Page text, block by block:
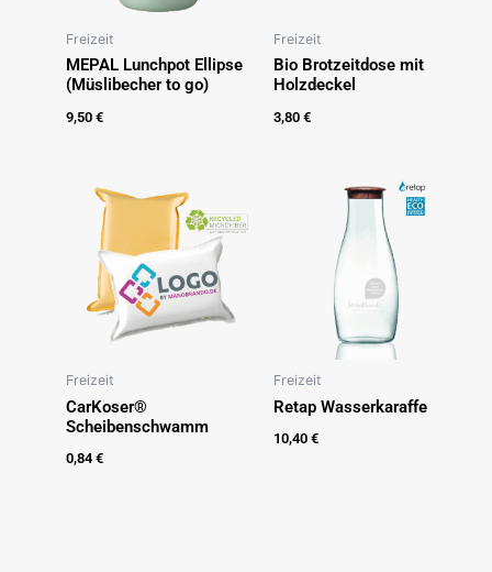
Freizeit
MEPAL Lunchpot Ellipse
(Müslibecher to go)
9,50 €
Freizeit
Bio Brotzeitdose mit
Holzdeckel
3,80 €
Freizeit
CarKoser®
Scheibenschwamm
0,84€
Freizeit
Retap Wasserkaraffe
10,40 €